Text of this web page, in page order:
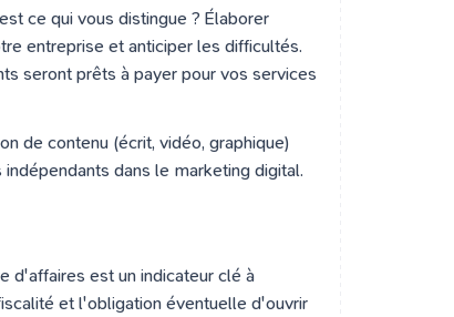
ce qui vous distingue ? Élaborer
entreprise et anticiper les difficultés.
seront prêts à payer pour vos services
de contenu (écrit, vidéo, graphique)
dans le marketing digital.
d'affaires est un indicateur clé à
et l'obligation éventuelle d'ouvrir